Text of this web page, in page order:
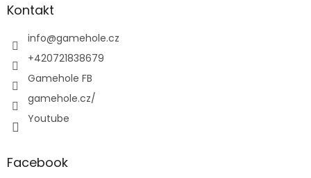
aKontakt
info@gamehole.cz
+420721838679
Gamehole FB
gamehole.cz/
Youtube
Facebook